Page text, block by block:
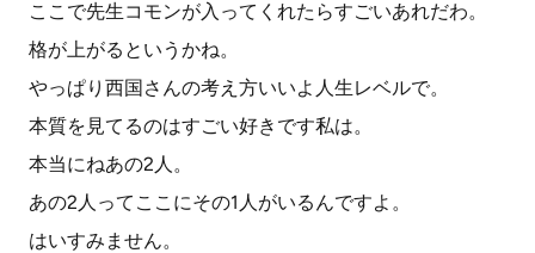
ここで先生コモンが入ってくれたらすごいあれだわ。
格が上がるというかね。
やっぱり西国さんの考え方いいよ人生レベルで。
本質を見てるのはすごい好きです私は。
本当にねあの2人。
あの2人ってここにその1人がいるんですよ。
はいすみません。